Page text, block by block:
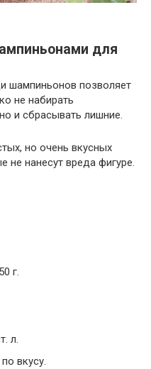
для
шампиньонов позволяет
не набирать
и сбрасывать лишние.
но очень вкусных
нанесут вреда фигуре.
г.
л.
вкусу.